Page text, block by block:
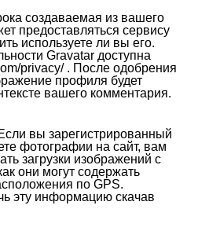
создаваемая из вашего
предоставляться сервису
используете ли вы его.
Gravatar доступна
privacy/ . После одобрения
профиля будет
вашего комментария.
вы зарегистрированный
фотографии на сайт, вам
загрузки изображений с
они могут содержать
по GPS.
эту информацию скачав